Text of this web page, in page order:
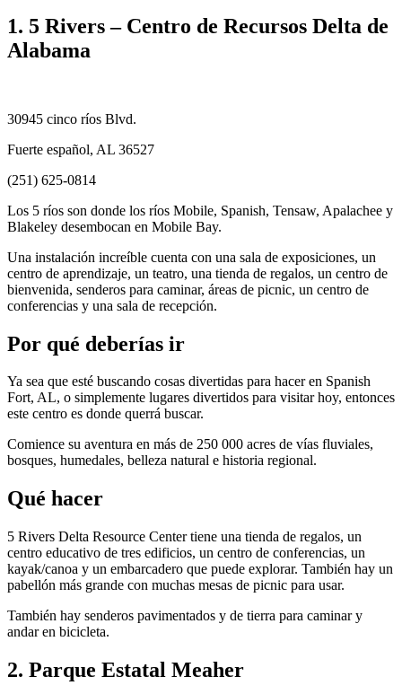
1. 5 Rivers – Centro de Recursos Delta de
Alabama
30945 cinco ríos Blvd.
Fuerte español, AL 36527
(251) 625-0814
Los 5 ríos son donde los ríos Mobile, Spanish, Tensaw, Apalachee y
Blakeley desembocan en Mobile Bay.
Una instalación increíble cuenta con una sala de exposiciones, un
centro de aprendizaje, un teatro, una tienda de regalos, un centro de
bienvenida, senderos para caminar, áreas de picnic, un centro de
conferencias y una sala de recepción.
Por qué deberías ir
Ya sea que esté buscando cosas divertidas para hacer en Spanish
Fort, AL, o simplemente lugares divertidos para visitar hoy, entonces
este centro es donde querrá buscar.
Comience su aventura en más de 250 000 acres de vías fluviales,
bosques, humedales, belleza natural e historia regional.
Qué hacer
5 Rivers Delta Resource Center tiene una tienda de regalos, un
centro educativo de tres edificios, un centro de conferencias, un
kayak/canoa y un embarcadero que puede explorar. También hay un
pabellón más grande con muchas mesas de picnic para usar.
También hay senderos pavimentados y de tierra para caminar y
andar en bicicleta.
2. Parque Estatal Meaher